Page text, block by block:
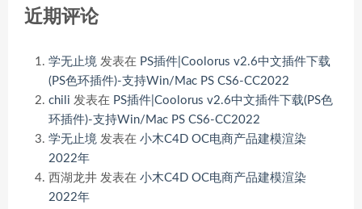
近期评论
学无止境 发表在 PS插件|Coolorus v2.6中文插件下载
(PS色环插件)-支持Win/Mac PS CS6-CC2022
chili 发表在 PS插件|Coolorus v2.6中文插件下载(PS色
环插件)-支持Win/Mac PS CS6-CC2022
学无止境 发表在 小木C4D OC电商产品建模渲染
2022年
西湖龙井 发表在 小木C4D OC电商产品建模渲染
2022年